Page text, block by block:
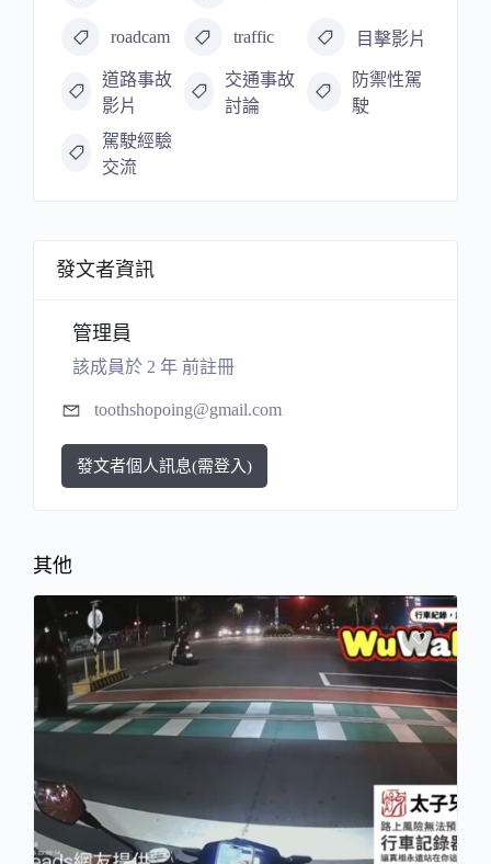
roadcam traffic 目擊影片
道路事故
影片
交通事故
討論
防禦性駕
駛
駕駛經驗
交流
發文者資訊
管理員
該成員於 2 年 前註冊
toothshopoing@gmail.com
發文者個人訊息(需登入)
其他